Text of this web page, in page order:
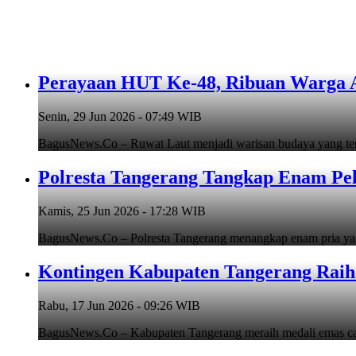
Perayaan HUT Ke-48, Ribuan
Senin, 29 Jun 2026 - 07:49 WIB
BagusNews.Co – Ruwat Laut menjadi warisan budaya yang
Polresta Tangerang Tangkap Enam
Kamis, 25 Jun 2026 - 17:28 WIB
BagusNews.Co – Polresta Tangerang menangkap enam pria
Kontingen Kabupaten Tangerang
Rabu, 17 Jun 2026 - 09:26 WIB
BagusNews.Co – Kabupaten Tangerang meraih medali